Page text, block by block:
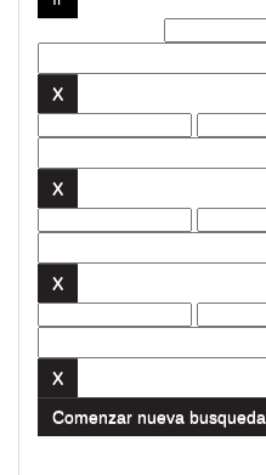
Comenzar nueva busqueda